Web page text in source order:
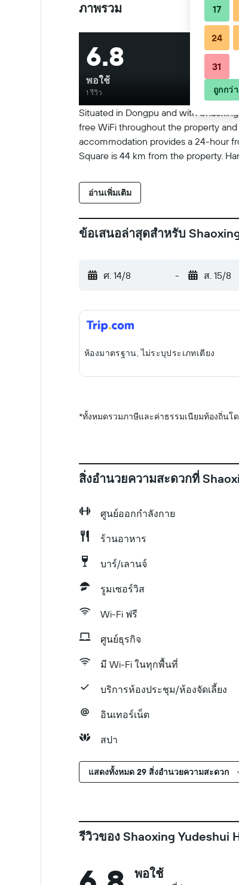
ภาพรวม
Situated in Dongpu and with
free WiFi throughout the property
accommodation provides a 24-hour
Square is 44 km from the property.
อ่านเพิ่มเติม
6.8
พอใช้
1 รีวิว
ข้อเสนอล่าสุดสำหรับ
ศ. 14/8 - ส. 15/8
ห้องมาตรฐาน, ไม่ระบุประเภทเตียง
*ทั้งหมดรวมภาษีและค่าธรรมเนียมท้องถิ่นโ
สิ่งอำนวยความสะดวกที่
ศูนย์ออกกำลังกาย
ร้านอาหาร
บาร์/เลานจ์
รูมเซอร์วิส
Wi-Fi ฟรี
ศูนย์ธุรกิจ
มี Wi-Fi ในทุกพื้นที่
บริการห้องประชุม/ห้องจัดเลี้ยง
อินเทอร์เน็ต
สปา
แสดงทั้งหมด 29 สิ่งอำนวยความสะดวก
รีวิวของ Shaoxing Yudeshui
พอใช้
17
24
31
ถูกกว่า